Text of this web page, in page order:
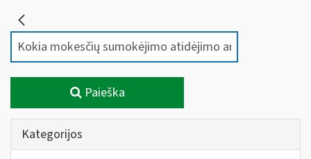
Paieška
Kategorijos